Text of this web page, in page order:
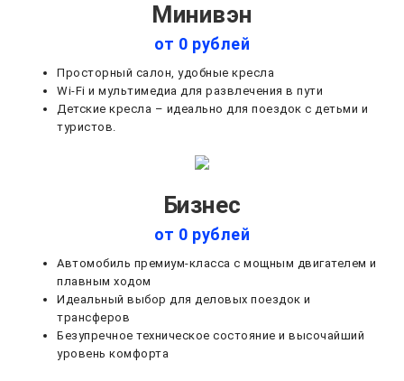
Минивэн
от 0 рублей
Просторный салон, удобные кресла
Wi-Fi и мультимедиа для развлечения в пути
Детские кресла – идеально для поездок с детьми и
туристов.
Бизнес
от 0 рублей
Автомобиль премиум-класса с мощным двигателем и
плавным ходом
Идеальный выбор для деловых поездок и
трансферов
Безупречное техническое состояние и высочайший
уровень комфорта